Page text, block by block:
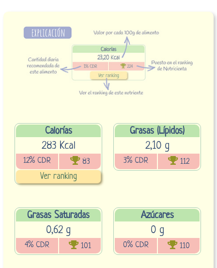
Calorías
283 Kcal
12% CDR 83
Ver ranking
Grasas (Lípidos)
2,10 g
3% CDR 112
Grasas Saturadas
0,62 g
4% CDR 101
Azúcares
0 g
0% CDR 110